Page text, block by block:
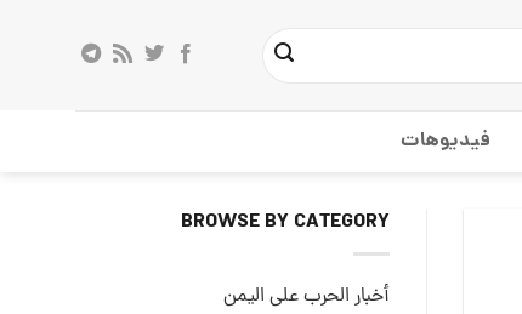
فيديوهات
BROWSE BY CATEGORY
أخبار الحرب على اليمن